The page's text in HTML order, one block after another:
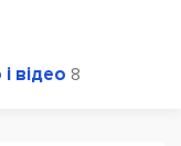
відео 8